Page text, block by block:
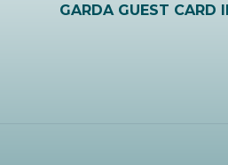
GARDA GUEST CARD